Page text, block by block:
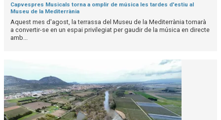
Capvespres Musicals torna a omplir de música les tardes d'estiu al
Museu de la Mediterrània
Aquest mes d'agost, la terrassa del Museu de la Mediterrània tornarà
a convertir-se en un espai privilegiat per gaudir de la música en directe
amb...